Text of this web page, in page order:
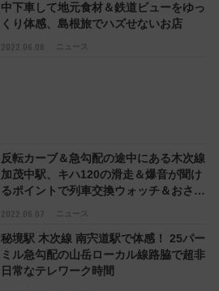
2022.06.08 ニュース
中下車して地元食材＆鉄道ビューをゆっ
くり体感、島根旅でハズせないお店
2022.06.07 ニュース
反転カーブ＆急勾配の途中にある木次線
加茂中駅、キハ120の滑走＆爆音が聞け
るポイントで列車交換ウォッチ＆おさん
秘境駅 木次線 南宍道駅で体感！ 25パー
ミル急勾配の山岳ローカル線路脇で超非
日常なテレワーク時間